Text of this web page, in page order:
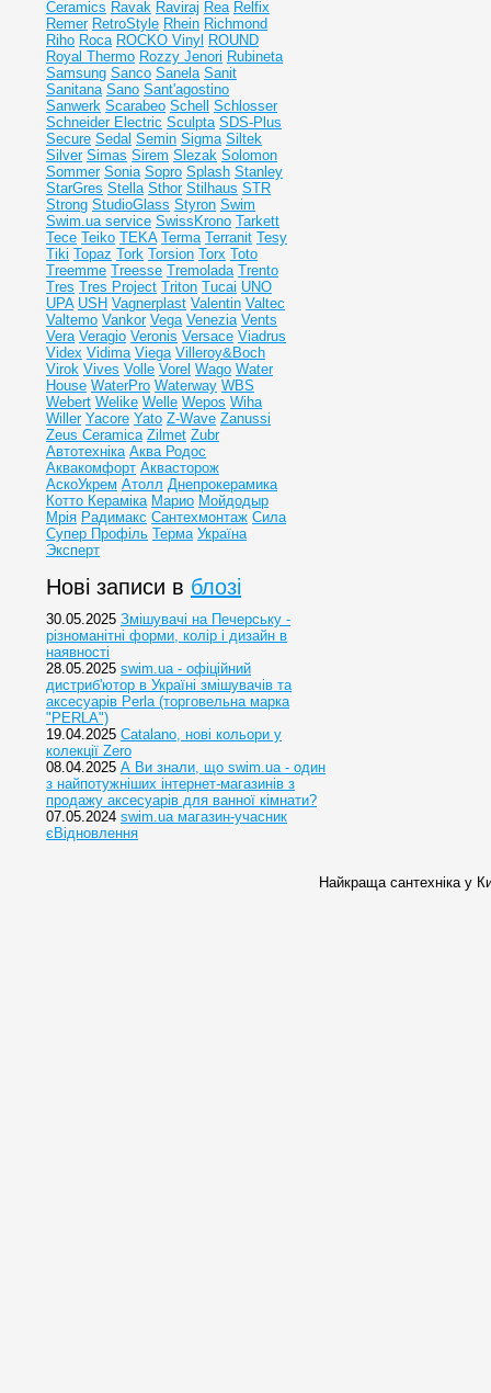
Ceramics Ravak Raviraj Rea Relfix
Remer RetroStyle Rhein Richmond
Riho Roca ROCKO Vinyl ROUND
Royal Thermo Rozzy Jenori Rubineta
Samsung Sanco Sanela Sanit
Sanitana Sano Sant'agostino
Sanwerk Scarabeo Schell
Schlosser
Schneider Electric Sculpta SDS-Plus
Secure Sedal Semin Sigma Siltek
Silver Simas Sirem Slezak Solomon
Sommer Sonia Sopro Splash Stanley
StarGres Stella Sthor Stilhaus STR
Strong StudioGlass Styron Swim
Swim.ua service SwissKrono Tarkett
Tece Teiko TEKA Terma Terranit Tesy
Tiki Topaz Tork Torsion Torx Toto
Treemme Treesse Tremolada Trento
Tres Tres Project Triton Tucai UNO
UPA USH Vagnerplast Valentin Valtec
Valtemo Vankor Vega Venezia Vents
Vera Veragio Veronis Versace Viadrus
Videx Vidima Viega Villeroy&Boch
Virok Vives Volle Vorel Wago Water
House WaterPro Waterway WBS
Webert Welike Welle Wepos Wiha
Willer Yacore Yato Z-Wave Zanussi
Zeus Ceramica Zilmet Zubr
Автотехніка Аква Родос
Аквакомфорт Аквасторож
АскоУкрем Атолл Днепрокерамика
Котто Кераміка Марио Мойдодыр
Мрія Радимакс Сантехмонтаж Сила
Супер Профіль Терма Україна
Эксперт
Нові записи в блозі
30.05.2025 Змішувачі на Печерську -
різноманітні форми, колір і дизайн в
наявності
28.05.2025 swim.ua - офіційний
дистриб'ютор в Україні змішувачів та
аксесуарів Perla (торговельна марка
"PERLA")
19.04.2025 Catalano, нові кольори у
колекції Zero
08.04.2025 А Ви знали, що swim.ua - один
з найпотужніших інтернет-магазинів з
продажу аксесуарів для ванної кімнати?
07.05.2024 swim.ua магазин-учасник
єВідновлення
Найкраща сантехніка у